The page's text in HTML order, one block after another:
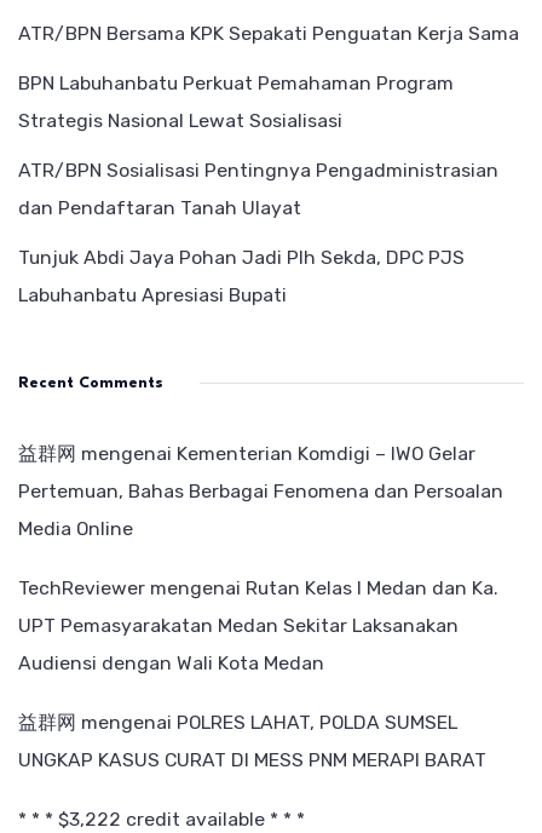
ATR/BPN Bersama KPK Sepakati Penguatan Kerja Sama
BPN Labuhanbatu Perkuat Pemahaman Program
Strategis Nasional Lewat Sosialisasi
ATR/BPN Sosialisasi Pentingnya Pengadministrasian
dan Pendaftaran Tanah Ulayat
Tunjuk Abdi Jaya Pohan Jadi Plh Sekda, DPC PJS
Labuhanbatu Apresiasi Bupati
Recent Comments
益群网 mengenai Kementerian Komdigi – IWO Gelar
Pertemuan, Bahas Berbagai Fenomena dan Persoalan
Media Online
TechReviewer mengenai Rutan Kelas I Medan dan Ka.
UPT Pemasyarakatan Medan Sekitar Laksanakan
Audiensi dengan Wali Kota Medan
益群网 mengenai POLRES LAHAT, POLDA SUMSEL
UNGKAP KASUS CURAT DI MESS PNM MERAPI BARAT
* * * $3,222 credit available * * *